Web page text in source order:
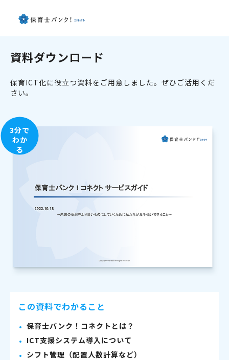
資料ダウンロード
保育ICT化に役立つ資料をご用意しました。ぜひご活用くだ
さい。
3分で
わか
る
この資料でわかること
保育士バンク！コネクトとは？
ICT支援システム導入について
シフト管理（配置人数計算など）